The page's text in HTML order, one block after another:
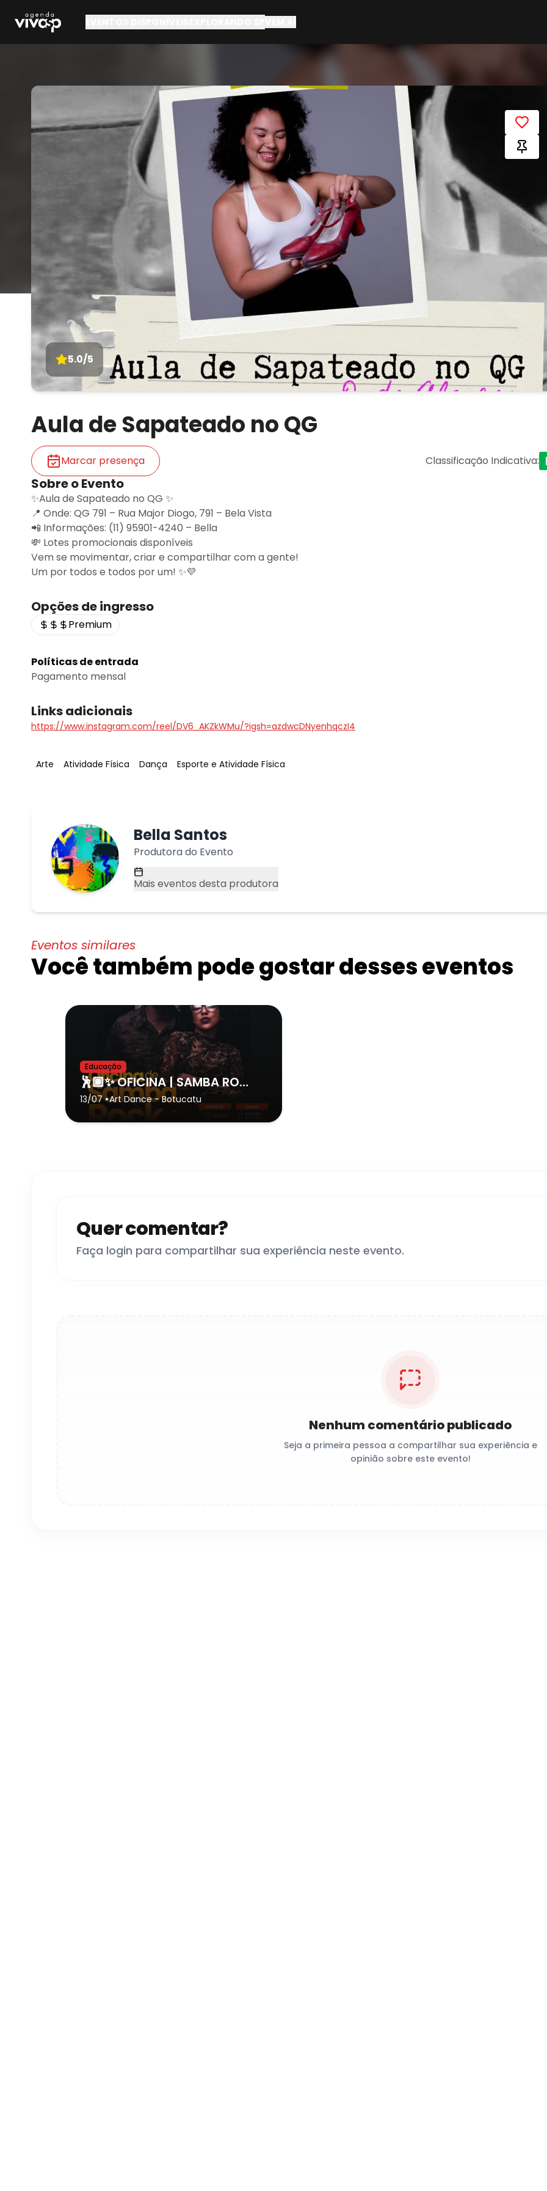
5.0/5
Aula de Sapateado no QG
Marcar presença Classificação Indicativa:
Sobre o Evento
✨Aula de Sapateado no QG ✨
📍 Onde: QG 791 – Rua Major Diogo, 791 – Bela Vista
📲 Informações: (11) 95901-4240 – Bella
💸 Lotes promocionais disponíveis
Vem se movimentar, criar e compartilhar com a gente!
Um por todos e todos por um! ✨💜
Opções de ingresso
Premium
Políticas de entrada
Pagamento mensal
Links adicionais
https://www.instagram.com/reel/DV6_AKZkWMu/?igsh=azdwcDNyenhqczI4
Tag:
Arte Tag:
Atividade Física Tag:
Dança Tag:
Esporte e Atividade Física
Bella Santos
Produtora do Evento
Mais eventos desta produtora
Eventos similares
Você também pode gostar desses eventos
Educação
🕺🏾✨ OFICINA | SAMBA ROCK com Gisele Ignácio e Thiago Lima ✨💃🏽
13/07 •Art Dance- Botucatu
Quer comentar?
Faça login para compartilhar sua experiência neste evento.
Nenhum comentário publicado
Seja a primeira pessoa a compartilhar sua experiência e
opinião sobre este evento!